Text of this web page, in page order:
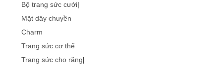
Bộ trang sức cưới|
Mặt dây chuyền
Charm
Trang sức cơ thể
Trang sức cho răng|